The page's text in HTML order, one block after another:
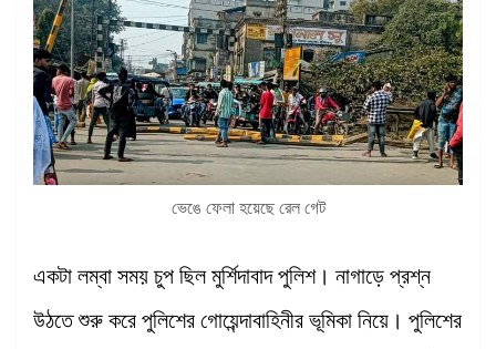
ভেঙে ফেলা হয়েছে রেল গেট
একটা লম্বা সময় চুপ ছিল মুর্শিদাবাদ পুলিশ। নাগাড়ে প্রশ্ন
উঠতে শুরু করে পুলিশের গোয়েন্দাবাহিনীর ভূমিকা নিয়ে। পুলিশের